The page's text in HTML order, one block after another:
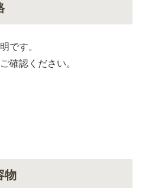
です。
確認ください。
物